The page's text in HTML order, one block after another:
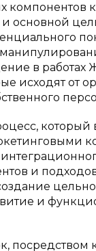
основной
в работах
исходят от
который
и
и
посредством